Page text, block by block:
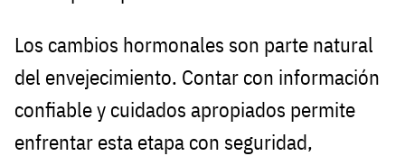
Los cambios hormonales son parte natural
del envejecimiento. Contar con información
confiable y cuidados apropiados permite
enfrentar esta etapa con seguridad,